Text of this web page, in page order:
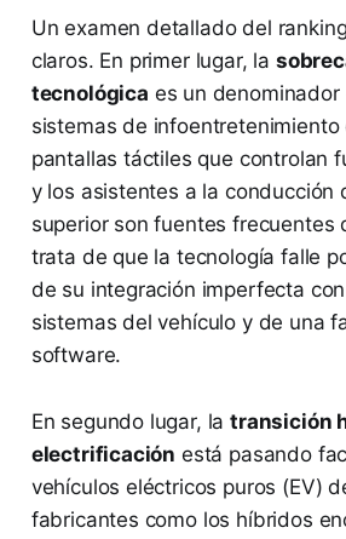
Un examen detallado del
claros. En primer lugar, la
tecnológica es un denominador
sistemas de infoentretenimiento
pantallas táctiles que controlan
y los asistentes a la conducción
superior son fuentes frecuentes
trata de que la tecnología falle
de su integración imperfecta
sistemas del vehículo y de una
software.
En segundo lugar, latransición
electrificación está pasando
vehículos eléctricos puros (EV)
fabricantes como los híbridos